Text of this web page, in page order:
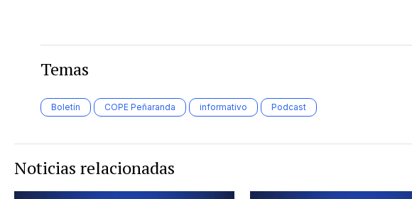
Temas
Boletín COPE Peñaranda informativo Podcast
Noticias relacionadas